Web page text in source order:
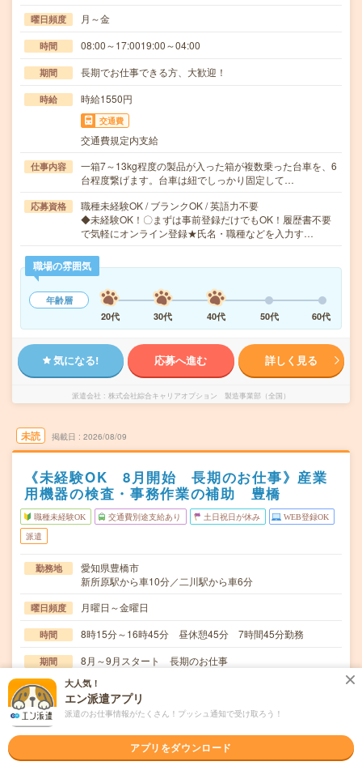
曜日頻度 月～金
時間 08:00～17:0019:00～04:00
期間 長期でお仕事できる方、大歓迎！
時給 時給1550円
交通費
交通費規定内支給
仕事内容
一箱7～13kg程度の製品が入った箱が複数乗った台車を、6
台程度繋げます。台車は紐でしっかり固定して…
応募資格
職種未経験OK / ブランクOK / 英語力不要
◆未経験OK！〇まずは事前登録だけでもOK！履歴書不要
で気軽にオンライン登録★氏名・職種などを入力す…
職場の雰囲気
年齢層
20代
30代 40代 50代 60代
気になる! 応募へ進む 詳しく見る
派遣会社 株式会社綜合キャリアオプション 製造事業部（全国）
未読 掲載日 2026/08/09
《未経験OK 8月開始 長期のお仕事》産業
用機器の検査・事務作業の補助 豊橋
職種未経験OK 交通費別途支給あり 土日祝日が休み WEB登録OK
派遣
勤務地
愛知県豊橋市
新所原駅から車10分／二川駅から車6分
曜日頻度 月曜日～金曜日
時間 8時15分～16時45分 昼休憩45分 7時間45分勤務
期間 8月～9月スタート 長期のお仕事
時給 1500円～1550円
交通費
産業用機器製品や部品類の各種検査業務・事務作業補助の
大人気！
エン派遣アプリ
派遣のお仕事情報がたくさん！プッシュ通知で受け取ろう！
アプリをダウンロード